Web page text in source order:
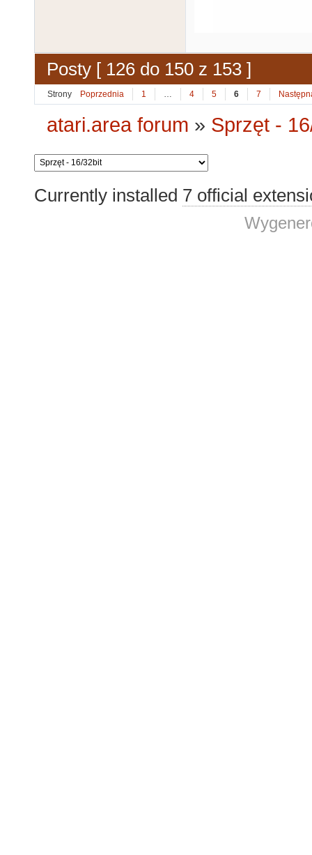
Posty [ 126 do 150 z 153 ]
Strony Poprzednia 1 … 4 5 6 7
atari.area forum » Sprzęt -
Currently installed 7 official